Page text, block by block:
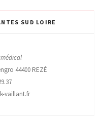
SUD LOIRE
44400 REZÉ
vaillant.fr